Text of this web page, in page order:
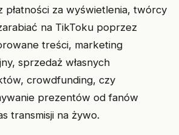
płatności za wyświetlenia, twórcy
na TikToku poprzez
treści, marketing
sprzedaż własnych
crowdfunding, czy
prezentów od fanów
transmisji na żywo.